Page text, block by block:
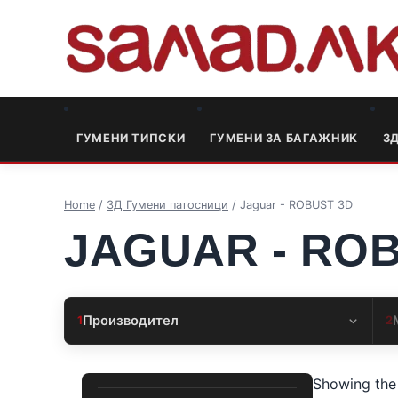
ГУМЕНИ ТИПСКИ ГУМЕНИ ЗА БАГАЖНИК
Home / 3Д Гумени патосници / Jaguar - ROBUST 3D
JAGUAR -
1Производител 2
Showing